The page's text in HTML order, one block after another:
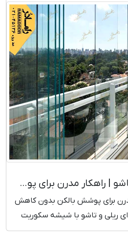
شیشه بالکن ریلی تاشو | راهکار مدرن برای پوشش بالکن
برای پوشش بالکن بدون کاهش
ریلی و تاشو با شیشه سکوریت
و بازدید رایگان